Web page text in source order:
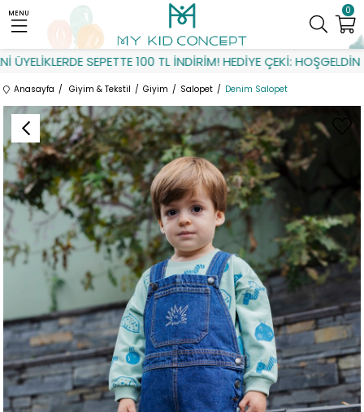
SEPETTE 100 TL İNDİRİM! HEDİYE ÇEKİ: HOŞGELDİN
0
MENU
Anasayfa Giyim & Tekstil Giyim Salopet Denim Salopet